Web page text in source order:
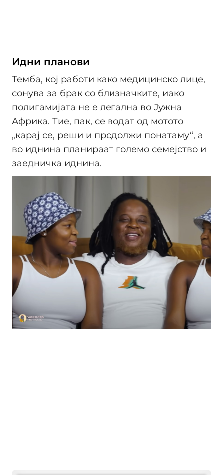
Идни планови
Темба, кој работи како медицинско лице,
сонува за брак со близначките, иако
полигамијата не е легална во Јужна
Африка. Тие, пак, се водат од мотото
„карај се, реши и продолжи понатаму“, а
во иднина планираат големо семејство и
заедничка иднина.